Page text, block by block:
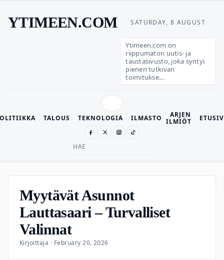
SATURDAY, 8 AUGUST
YTIMEEN.COM
Ytimeen.com on
riippumaton uutis- ja
taustasivusto, joka syntyi
pienen tutkivan
toimitukse...
TALOUS TEKNOLOGIA ILMASTO
ARJEN
ILMIÖT
Search
Myytävät Asunnot
Lauttasaari – Turvalliset
Valinnat
Kirjoittaja · February 20, 2026